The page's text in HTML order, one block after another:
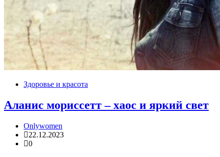
Здоровье и красота
Аланис мориссетт – хаос и яркий свет
Onlywomen
22.12.2023
0